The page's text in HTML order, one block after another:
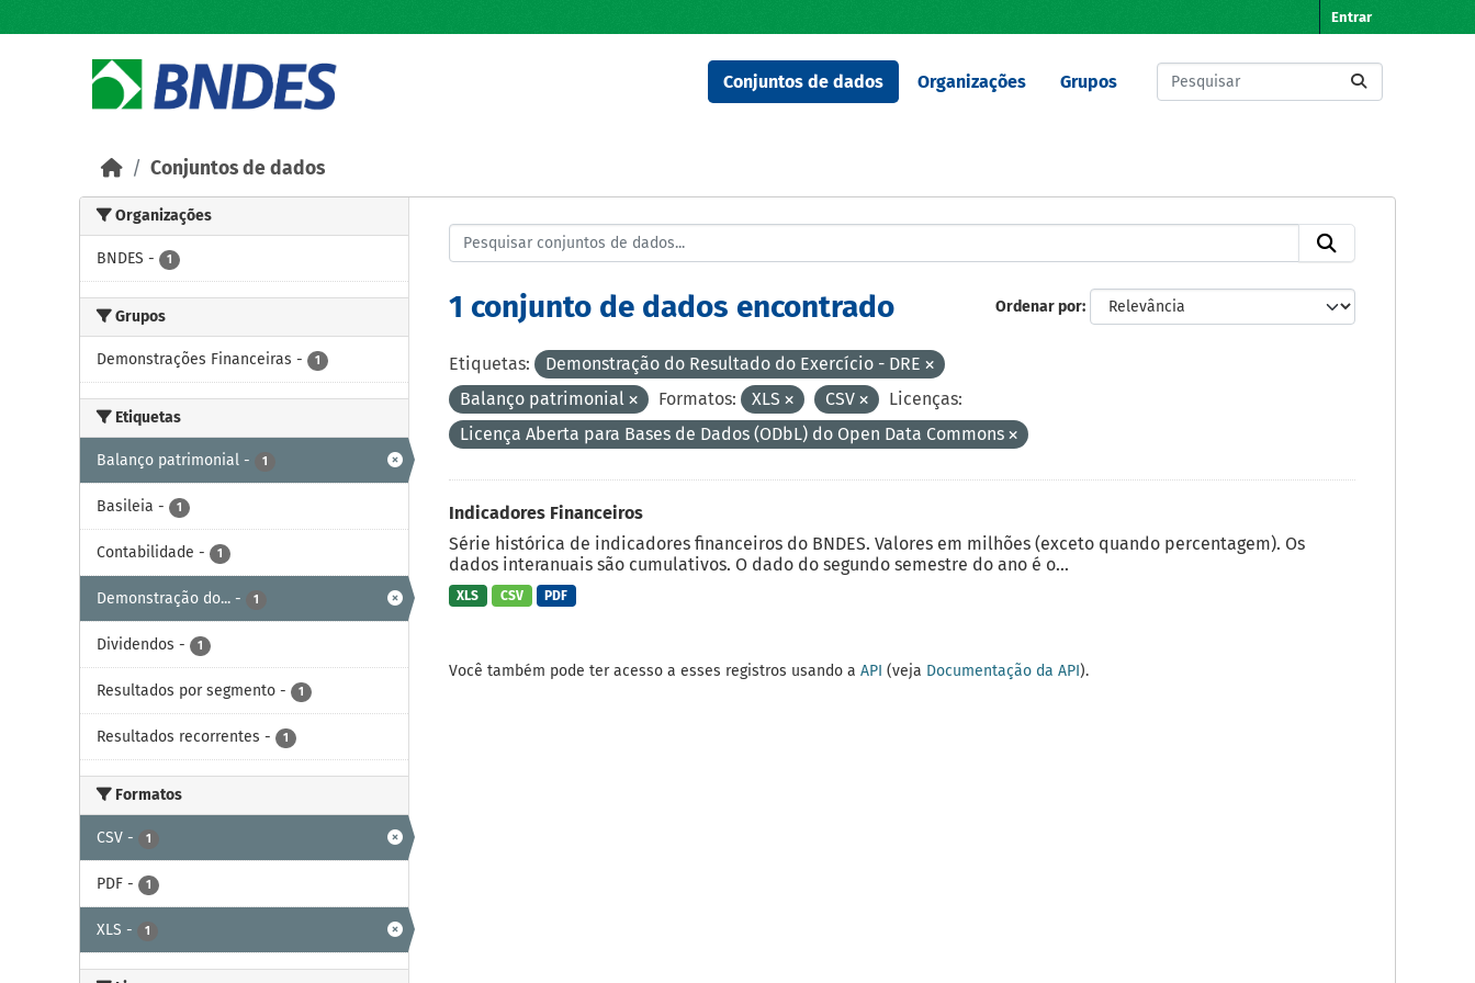
Entrar
Conjuntos de dados Organizações Grupos
Conjuntos de dados
Organizações
BNDES - 1
Grupos
Demonstrações Financeiras - 1
Etiquetas
Balanço patrimonial - 1
Basileia - 1
Contabilidade - 1
Demonstração do... - 1
Dividendos - 1
Resultados por segmento - 1
Resultados recorrentes - 1
Formatos
CSV - 1
PDF - 1
XLS - 1
Ordenar por
1 conjunto de dados encontrado
Etiquetas:
Demonstração do Resultado do Exercício - DRE
Balanço patrimonial
Formatos: XLS CSV
Licenças:
Licença Aberta para Bases de Dados (ODbL) do Open Data Commons
Indicadores Financeiros
Série histórica de indicadores financeiros do BNDES. Valores em milhões (exceto quando percentagem). Os
dados interanuais são cumulativos. O dado do segundo semestre do ano é o...
XLS CSV PDF
Você também pode ter acesso a esses registros usando a API (veja Documentação da API).